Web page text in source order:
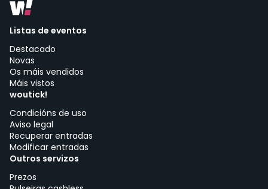
Listas de eventos
Destacado
Novas
Os máis vendidos
Máis vistos
woutick!
Condicións de uso
Aviso legal
Recuperar entradas
Modificar entradas
Outros servizos
Prezos